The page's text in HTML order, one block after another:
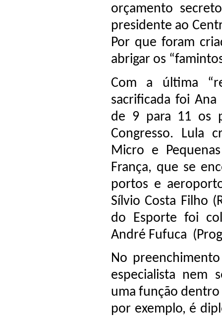
orçamento
presidente ao
Por que foram
abrigar os
Com a última
sacrificada foi
de 9 para 11 os
Congresso. Lula
Micro e
França, que se
portos e
Sílvio Costa Filho
do Esporte foi
André Fufuca
No
especialista nem
uma função dentro
por exemplo, é